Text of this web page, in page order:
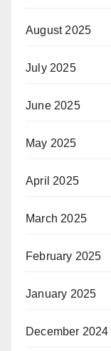
August 2025
July 2025
June 2025
May 2025
April 2025
March 2025
February 2025
January 2025
December 2024